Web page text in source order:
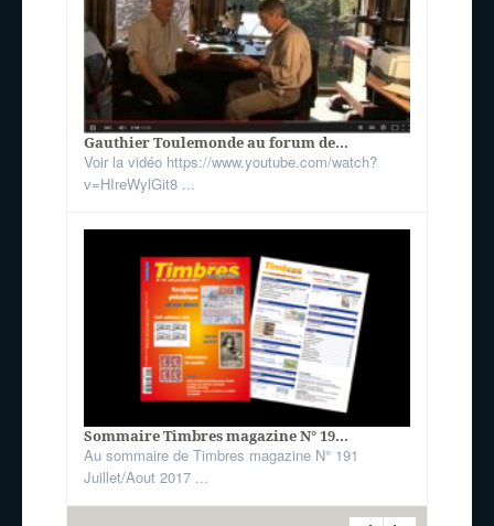
Gauthier Toulemonde au forum de...
Voir la vidéo https://www.youtube.com/watch?
v=HIreWylGit8 ...
Sommaire Timbres magazine N° 19...
Au sommaire de Timbres magazine N° 191
Juillet/Aout 2017 ...